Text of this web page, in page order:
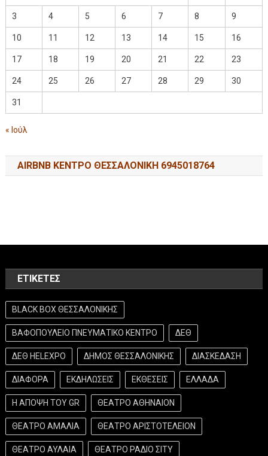
3 4 5 6 7 8 9
10 11 12 13 14 15 16
17 18 19 20 21 22 23
24 25 26 27 28 29 30
31
« Ιούλ
AIRBNB ΚΕΝΤΡΟ ΘΕΣΣΑΛΟΝΙΚΗ 6945018764
ΕΤΙΚΈΤΕΣ
BLACK BOX ΘΕΣΣΑΛΟΝΙΚΗΣ
ΒΑΦΟΠΟΥΛΕΙΟ ΠΝΕΥΜΑΤΙΚΟ ΚΕΝΤΡΟ ΔΕΘ
ΔΕΘ HELEXPO ΔΗΜΟΣ ΘΕΣΣΑΛΟΝΙΚΗΣ ΔΙΑΣΚΕΔΑΣΗ
ΔΙΑΦΟΡΑ ΕΚΔΗΛΩΣΕΙΣ ΕΚΘΕΣΕΙΣ ΕΛΛΑΔΑ
Η ΑΠΟΨΗ ΤΟΥ GR ΘΕΑΤΡΟ ΑΘΗΝΑΙΟΝ
ΘΕΑΤΡΟ ΑΜΑΛΙΑ ΘΕΑΤΡΟ ΑΡΙΣΤΟΤΕΛΕΙΟΝ
ΘΕΑΤΡΟ ΑΥΛΑΙΑ ΘΕΑΤΡΟ ΡΑΔΙΟ ΣΙΤΥ